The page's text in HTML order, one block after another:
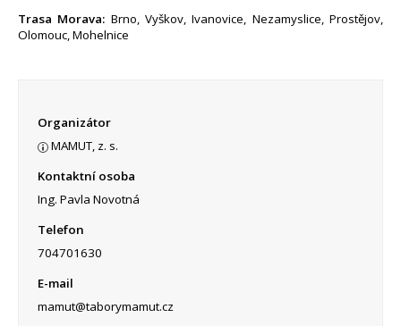
Trasa Morava: Brno, Vyškov, Ivanovice, Nezamyslice, Prostějov,
Olomouc, Mohelnice
Organizátor
MAMUT, z. s.
Kontaktní osoba
Ing. Pavla Novotná
Telefon
704701630
E-mail
mamut@taborymamut.cz